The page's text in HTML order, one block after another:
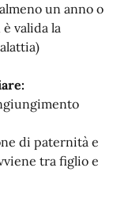
un anno o
valida la
di paternità e
tra figlio e